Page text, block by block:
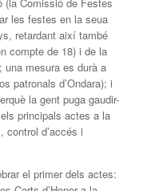
les festes en la seua
retardant així també
compte de 18) i de la
mesura es durà a
patronals d’Ondara); i
la gent puga gaudir-
principals actes a la
control d’accés i
el primer dels actes: